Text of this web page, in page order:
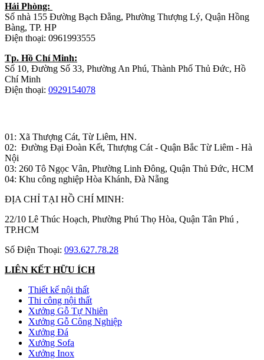
Hải Phòng:
Số nhà 155 Đường Bạch Đằng, Phường Thượng Lý, Quận Hồng
Bàng, TP. HP
Điện thoại: 0961993555
Tp. Hồ Chí Minh:
Số 10, Đường Số 33, Phường An Phú, Thành Phố Thủ Đức, Hồ
Chí Minh
Điện thoại: 0929154078
01: Xã Thượng Cát, Từ Liêm, HN.
02: Đường Đại Đoàn Kết, Thượng Cát - Quận Bắc Từ Liêm - Hà
Nội
03: 260 Tô Ngọc Vân, Phường Linh Đông, Quận Thủ Đức, HCM
04: Khu công nghiệp Hòa Khánh, Đà Nẵng
ĐỊA CHỈ TẠI HỒ CHÍ MINH:
22/10 Lê Thúc Hoạch, Phường Phú Thọ Hòa, Quận Tân Phú ,
TP.HCM
Số Điện Thoại: 093.627.78.28
LIÊN KẾT HỮU ÍCH
Thiết kế nội thất
Thi công nội thất
Xưởng Gỗ Tự Nhiên
Xưởng Gỗ Công Nghiệp
Xưởng Đá
Xưởng Sofa
Xưởng Inox